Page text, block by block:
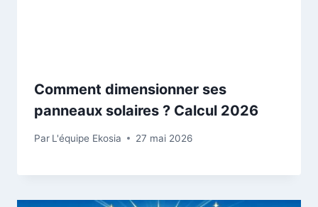
Comment dimensionner ses
panneaux solaires ? Calcul 2026
Par L'équipe Ekosia 27 mai 2026